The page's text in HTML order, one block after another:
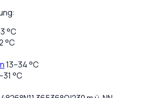
°C
°C
13–34°C
–31 °C